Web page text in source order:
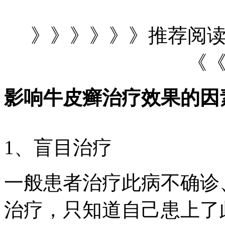
》》》》》》推荐阅
《
影响牛皮癣治疗效果的
1、盲目治疗
一般患者治疗此病不确
治疗，只知道自己患上